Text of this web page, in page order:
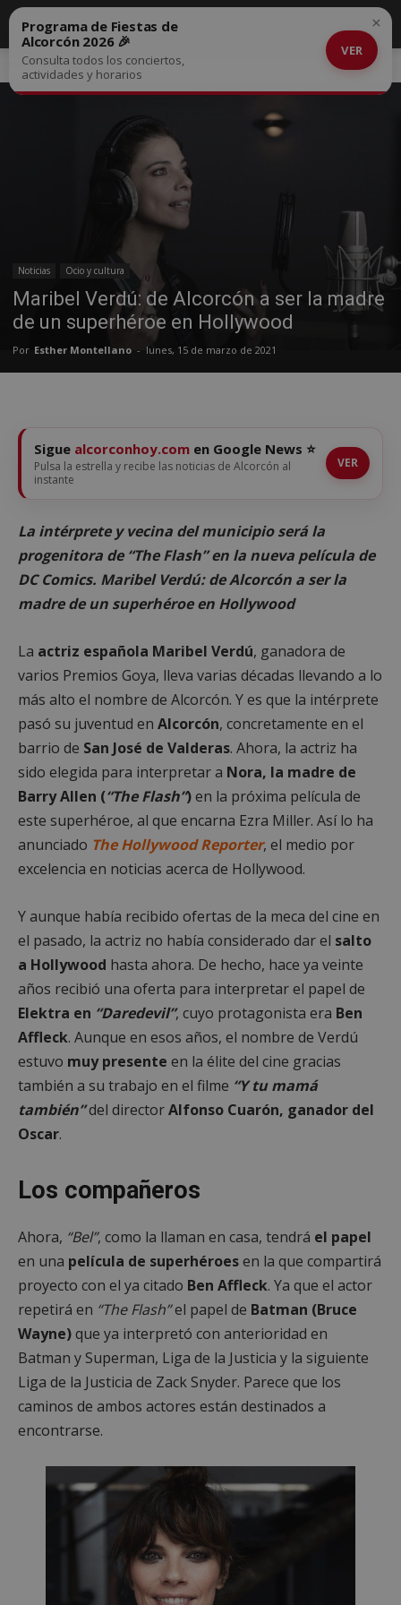
Inicio Noticias
Noticias Ocio y cultura
Maribel Verdú: de Alcorcón a ser la madre
de un superhéroe en Hollywood
Por Esther Montellano - lunes, 15 de marzo de 2021
Programa de Fiestas de
Alcorcón 2026 🎉
Consulta todos los conciertos,
actividades y horarios
VER
×
Sigue alcorconhoy.com en Google News ⭐
Pulsa la estrella y recibe las noticias de Alcorcón al
instante
VER
La intérprete y vecina del municipio será la
progenitora de “The Flash” en la nueva película de
DC Comics. Maribel Verdú: de Alcorcón a ser la
madre de un superhéroe en Hollywood
La actriz española Maribel Verdú, ganadora de
varios Premios Goya, lleva varias décadas llevando a lo
más alto el nombre de Alcorcón. Y es que la intérprete
pasó su juventud en Alcorcón, concretamente en el
barrio de San José de Valderas. Ahora, la actriz ha
sido elegida para interpretar a Nora, la madre de
Barry Allen (“The Flash”)en la próxima película de
este superhéroe, al que encarna Ezra Miller. Así lo ha
anunciado The Hollywood Reporter, el medio por
excelencia en noticias acerca de Hollywood.
Y aunque había recibido ofertas de la meca del cine en
el pasado, la actriz no había considerado dar el salto
a Hollywood hasta ahora. De hecho, hace ya veinte
años recibió una oferta para interpretar el papel de
Elektra en “Daredevil”, cuyo protagonista era Ben
Affleck. Aunque en esos años, el nombre de Verdú
estuvo muy presente en la élite del cine gracias
también a su trabajo en el filme “Y tu mamá
también”del directorAlfonso Cuarón, ganador del
Oscar.
Los compañeros
Ahora, “Bel”, como la llaman en casa, tendrá el papel
en una película de superhéroesen la que compartirá
proyecto con el ya citado Ben Affleck. Ya que el actor
repetirá en “The Flash”el papel de Batman (Bruce
Wayne)que ya interpretó con anterioridad en
Batman y Superman, Liga de la Justicia y la siguiente
Liga de la Justicia de Zack Snyder. Parece que los
caminos de ambos actores están destinados a
encontrarse.